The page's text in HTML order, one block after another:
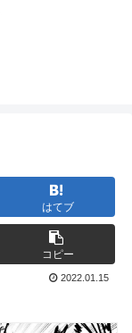
はてブ
コピー
2022.01.15